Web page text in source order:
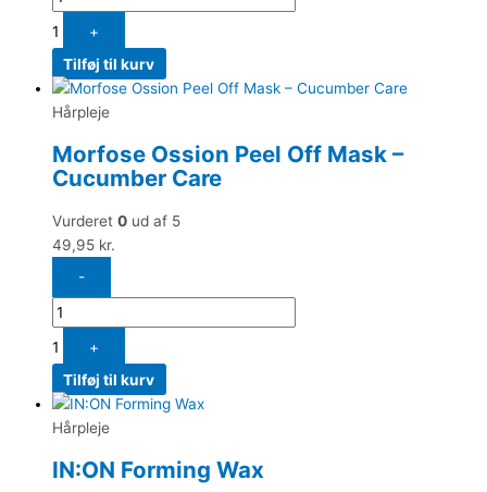
1
+
Tilføj til kurv
Hårpleje
Morfose Ossion Peel Off Mask –
Cucumber Care
Vurderet 0 ud af 5
49,95 kr.
-
1
+
Tilføj til kurv
Hårpleje
IN:ON Forming Wax